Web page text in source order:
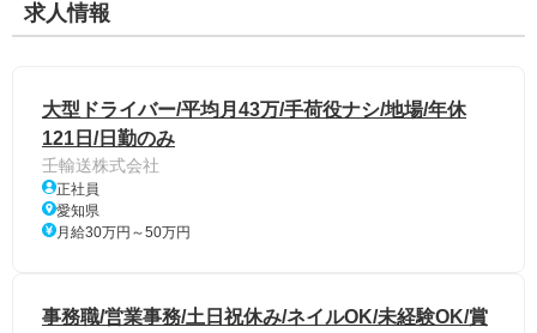
求人情報
大型ドライバー/平均月43万/手荷役ナシ/地場/年休
121日/日勤のみ
壬輸送株式会社
正社員
愛知県
月給30万円～50万円
事務職/営業事務/土日祝休み/ネイルOK/未経験OK/賞